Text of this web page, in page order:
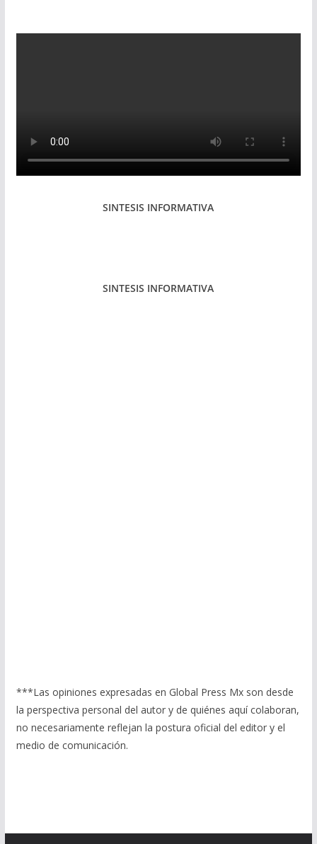
SINTESIS INFORMATIVA
SINTESIS INFORMATIVA
***Las opiniones expresadas en Global Press Mx son desde
la perspectiva personal del autor y de quiénes aquí colaboran,
no necesariamente reflejan la postura oficial del editor y el
medio de comunicación.